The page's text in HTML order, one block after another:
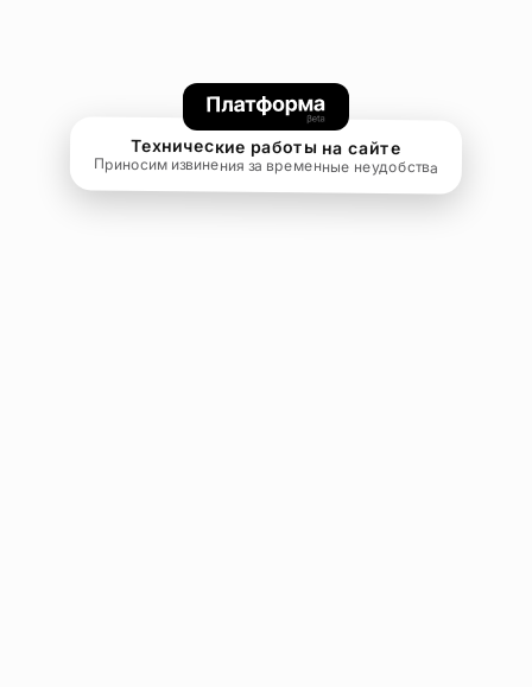
Технические работы на сайте
Приносим извинения за временные неудобства